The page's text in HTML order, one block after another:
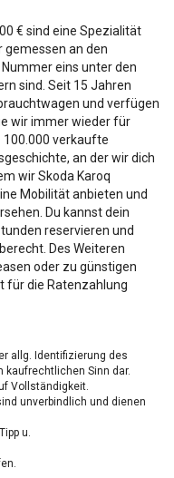
€ sind eine Spezialität
gemessen an den
eins unter den
sind. Seit 15 Jahren
und verfügen
wir immer wieder für
100.000 verkaufte
an der wir dich
wir Skoda Karoq
Mobilität anbieten und
Du kannst dein
reservieren und
Des Weiteren
oder zu günstigen
für die Ratenzahlung
allg. Identifizierung des
kaufrechtlichen Sinn dar.
Vollständigkeit.
unverbindlich und dienen
u.